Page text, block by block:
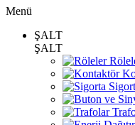
Menü
ŞALT
ŞALT